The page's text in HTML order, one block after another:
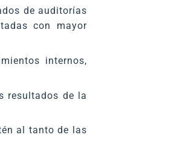
de auditorías
con mayor
internos,
resultados de la
al tanto de las